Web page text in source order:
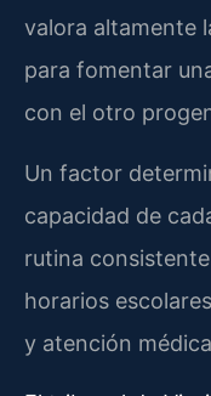
valora altamente
para fomentar
con el otro
Un factor
capacidad de
rutina
horarios
y atención